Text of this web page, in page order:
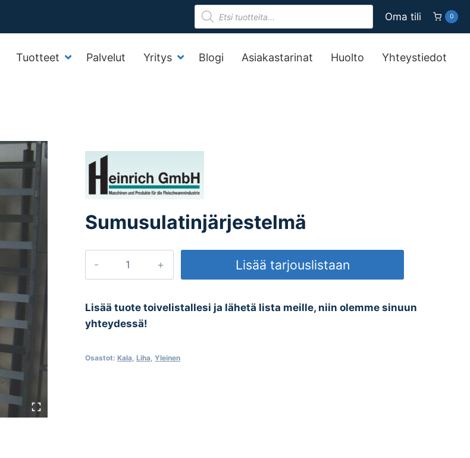
Products
search
Oma tili 0
Tuotteet Palvelut Yritys Blogi Asiakastarinat Huolto Yhteystiedot
Sumusulatinjärjestelmä
Lisää tarjouslistaan
Lisää tuote toivelistallesi ja lähetä lista meille, niin olemme sinuun
yhteydessä!
Osastot: Kala, Liha, Yleinen